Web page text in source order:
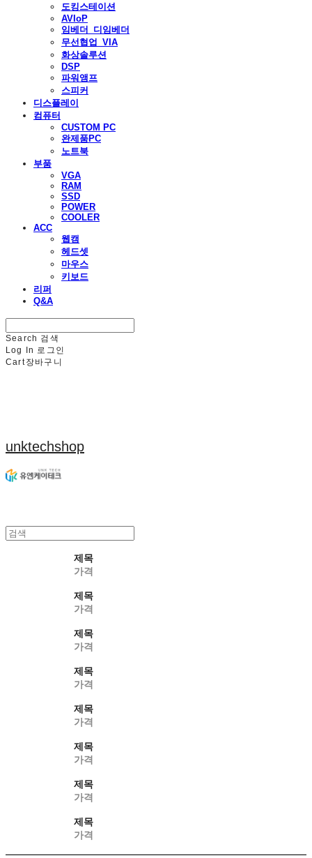
도킹스테이션
AVIoP
임베더_디임베더
무선협업_VIA
화상솔루션
DSP
파워앰프
스피커
디스플레이
컴퓨터
CUSTOM PC
완제품PC
노트북
부품
VGA
RAM
SSD
POWER
COOLER
ACC
웹캠
헤드셋
마우스
키보드
리퍼
Q&A
Search 검색
Log In 로그인
Cart장바구니
unktechshop
제목
가격
제목
가격
제목
가격
제목
가격
제목
가격
제목
가격
제목
가격
제목
가격